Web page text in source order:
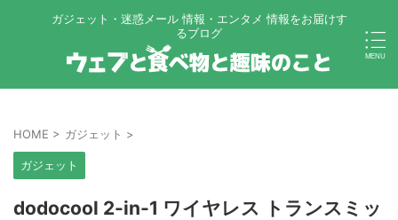
ガジェット・迷惑メール 情報・エンタメ 情報をお届けす
るブログ
HOME > ガジェット >
ガジェット
dodocool 2-in-1 ワイヤレス トランスミッ